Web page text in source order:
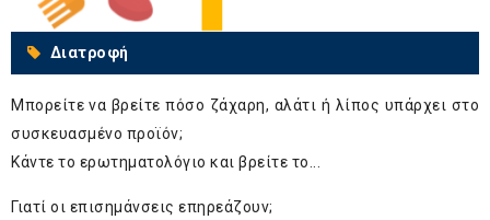
Διατροφή
Μπορείτε να βρείτε πόσο ζάχαρη, αλάτι ή λίπος υπάρχει στο
συσκευασμένο προϊόν;
Κάντε το ερωτηματολόγιο και βρείτε το...
Γιατί οι επισημάνσεις επηρεάζουν;